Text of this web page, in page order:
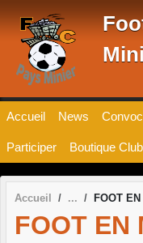
Accueil News
Participer Boutique Club
Accueil FOOT
FOOT EN